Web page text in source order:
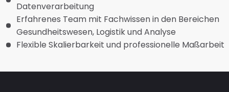
Datenverarbeitung
Erfahrenes Team mit Fachwissen in den Bereichen
Gesundheitswesen, Logistik und Analyse
Flexible Skalierbarkeit und professionelle Maßarbeit